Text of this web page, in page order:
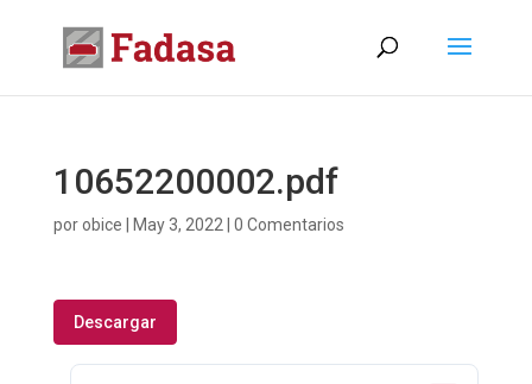
10652200002.pdf
porobice May 3, 2022 0 Comentarios
Descargar